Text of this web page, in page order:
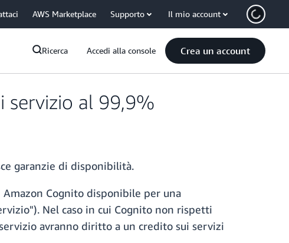
AWS Marketplace Supporto Il mio account
Ricerca Accedi alla console Crea un account
al 99,9%
garanzie di disponibilità.
Cognito disponibile per una
Nel caso in cui Cognito non rispetti
avranno diritto a un credito sui servizi